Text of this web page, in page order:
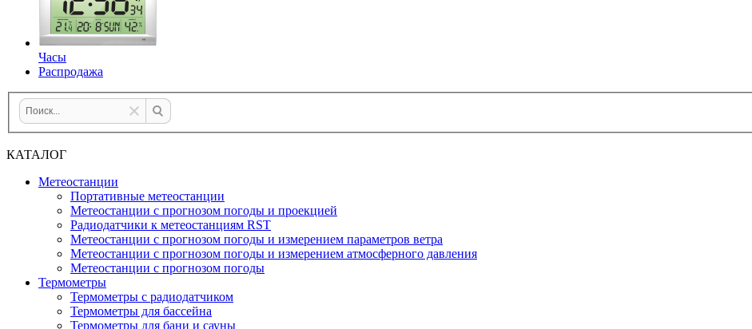
Часы
Распродажа
КАТАЛОГ
Метеостанции
Портативные метеостанции
Метеостанции с прогнозом погоды и проекцией
Радиодатчики к метеостанциям RST
Метеостанции с прогнозом погоды и измерением параметров ветра
Метеостанции с прогнозом погоды и измерением атмосферного давления
Метеостанции с прогнозом погоды
Термометры
Термометры с радиодатчиком
Термометры для бассейна
Термометры для бани и сауны